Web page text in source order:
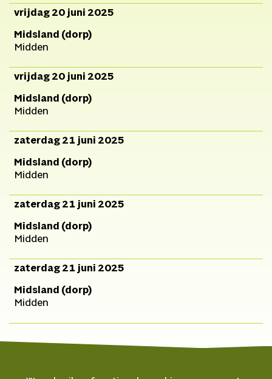
Communicatie Talitha Isik
vrijdag 20 juni 2025
Midsland (dorp)
Midden
vrijdag 20 juni 2025
Midsland (dorp)
Midden
zaterdag 21 juni 2025
Midsland (dorp)
Midden
zaterdag 21 juni 2025
Midsland (dorp)
Midden
zaterdag 21 juni 2025
Midsland (dorp)
Midden